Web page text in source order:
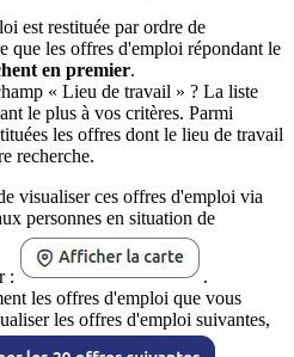
est restituée par ordre de
que les offres d'emploi répondant le
en premier.
« Lieu de travail » ? La liste
le plus à vos critères. Parmi
les offres dont le lieu de travail
recherche.
visualiser ces offres d'emploi via
personnes en situation de
:
.
les offres d'emploi que vous
les offres d'emploi suivantes,